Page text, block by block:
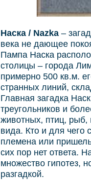
Наска / Nazka –
века не дающее
Пампа Наска
столицы – города
примерно 500 кв.м.
странных линий,
Главная загадка
треугольников и
животных, птиц,
вида. Кто и для чего
племена или
сих пор нет ответа.
множество гипотез,
разгадкой.